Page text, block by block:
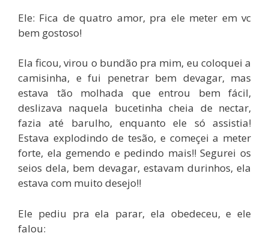
Ele: Fica de quatro amor, pra ele meter em vc
bem gostoso!
Ela ficou, virou o bundão pra mim, eu coloquei a
camisinha, e fui penetrar bem devagar, mas
estava tão molhada que entrou bem fácil,
deslizava naquela bucetinha cheia de nectar,
fazia até barulho, enquanto ele só assistia!
Estava explodindo de tesão, e começei a meter
forte, ela gemendo e pedindo mais!! Segurei os
seios dela, bem devagar, estavam durinhos, ela
estava com muito desejo!!
Ele pediu pra ela parar, ela obedeceu, e ele
falou: